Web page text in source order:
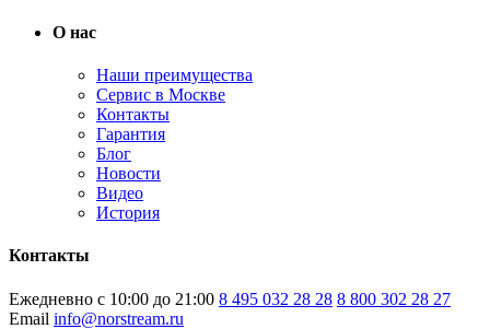
О нас
Наши преимущества
Сервис в Москве
Контакты
Гарантия
Блог
Новости
Видео
История
Контакты
Ежедневно с 10:00 до 21:00 8 495 032 28 28 8 800 302 28 27
Email info@norstream.ru